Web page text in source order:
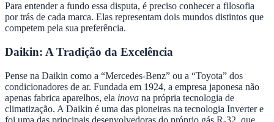
Para entender a fundo essa disputa, é preciso conhecer a filosofia
por trás de cada marca. Elas representam dois mundos distintos que
competem pela sua preferência.
Daikin: A Tradição da Excelência
Pense na Daikin como a “Mercedes-Benz” ou a “Toyota” dos
condicionadores de ar. Fundada em 1924, a empresa japonesa não
apenas fabrica aparelhos, ela inova na própria tecnologia de
climatização. A Daikin é uma das pioneiras na tecnologia Inverter e
foi uma das principais desenvolvedoras do próprio gás R-32, que